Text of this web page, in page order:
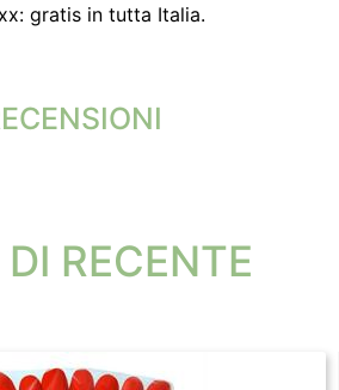
gratis in tutta Italia.
RECENTE